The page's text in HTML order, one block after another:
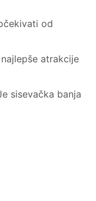
od
atrakcije
sisevačka banja